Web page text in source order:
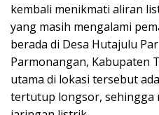
kembali menikmati aliran
yang masih mengalami
berada di Desa Hutajulu
Parmonangan, Kabupaten
utama di lokasi tersebut
tertutup longsor, sehingga